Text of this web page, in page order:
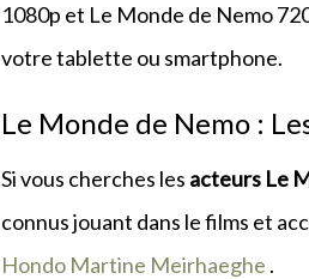
1080p et Le Monde de Nemo
votre tablette ou smartphone.
Le Monde de Nemo :
Si vous cherches les acteurs Le
connus jouant dans le films et
Hondo Martine Meirhaeghe .